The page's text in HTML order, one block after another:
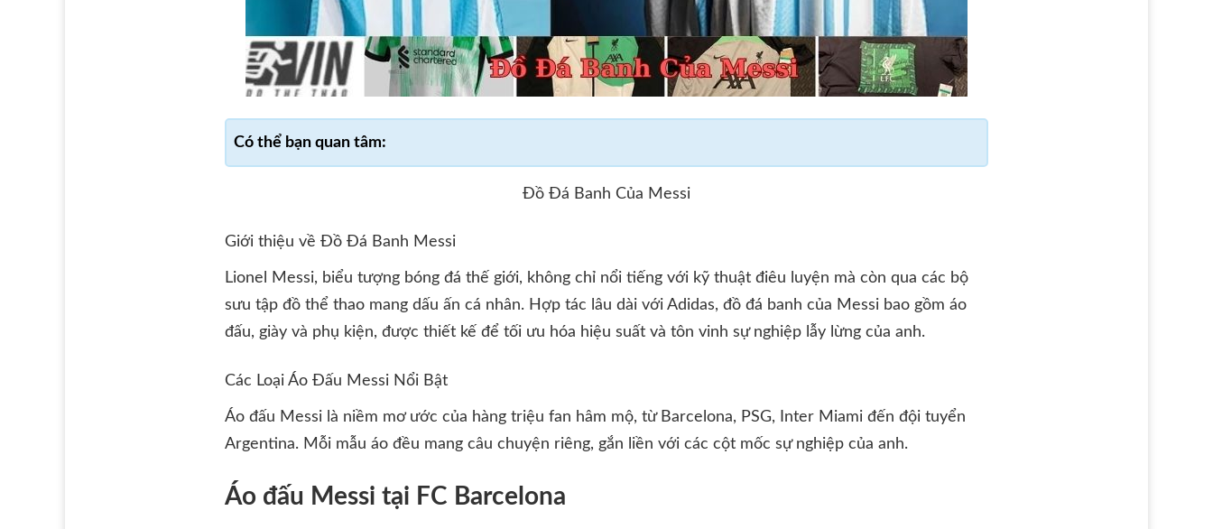
Đồ Đá Banh Của Messi
Giới thiệu về Đồ Đá Banh Messi
Lionel Messi, biểu tượng bóng đá thế giới, không chỉ nổi tiếng với kỹ thuật điêu luyện mà còn qua các bộ
sưu tập đồ thể thao mang dấu ấn cá nhân. Hợp tác lâu dài với Adidas, đồ đá banh của Messi bao gồm áo
đấu, giày và phụ kiện, được thiết kế để tối ưu hóa hiệu suất và tôn vinh sự nghiệp lẫy lừng của anh.
Các Loại Áo Đấu Messi Nổi Bật
Áo đấu Messi là niềm mơ ước của hàng triệu fan hâm mộ, từ Barcelona, PSG, Inter Miami đến đội tuyển
Argentina. Mỗi mẫu áo đều mang câu chuyện riêng, gắn liền với các cột mốc sự nghiệp của anh.
Áo đấu Messi tại FC Barcelona